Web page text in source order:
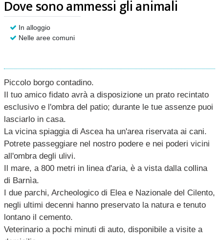
Dove sono ammessi gli animali
In alloggio
Nelle aree comuni
Piccolo borgo contadino.
Il tuo amico fidato avrà a disposizione un prato recintato
esclusivo e l'ombra del patio; durante le tue assenze puoi
lasciarlo in casa.
La vicina spiaggia di Ascea ha un'area riservata ai cani.
Potrete passeggiare nel nostro podere e nei poderi vicini
all'ombra degli ulivi.
Il mare, a 800 metri in linea d'aria, è a vista dalla collina
di Barnìa.
I due parchi, Archeologico di Elea e Nazionale del Cilento,
negli ultimi decenni hanno preservato la natura e tenuto
lontano il cemento.
Veterinario a pochi minuti di auto, disponibile a visite a